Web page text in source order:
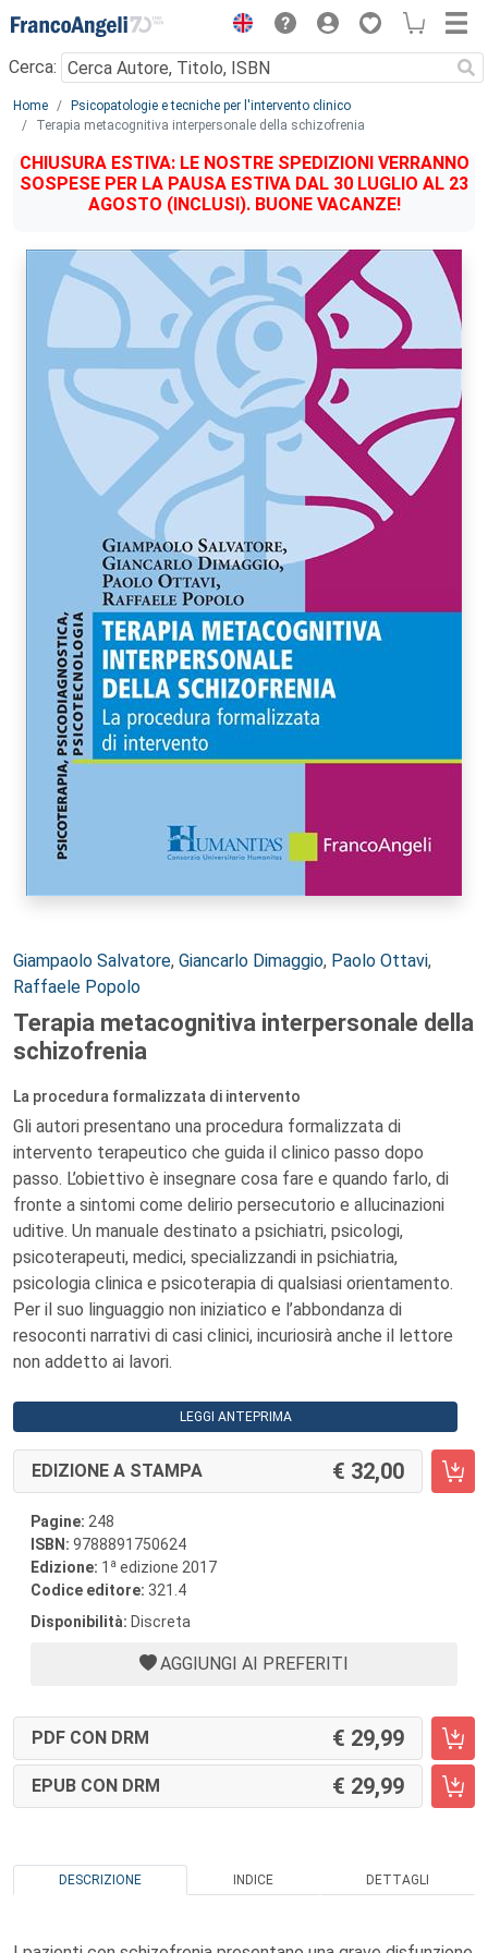
Menu
Cerca:
Main content
Home
Psicopatologie e tecniche per l'intervento clinico
Terapia metacognitiva interpersonale della schizofrenia
CHIUSURA ESTIVA: LE NOSTRE SPEDIZIONI VERRANNO
SOSPESE PER LA PAUSA ESTIVA DAL 30 LUGLIO AL 23
AGOSTO (INCLUSI). BUONE VACANZE!
Autori:
Giampaolo Salvatore, Giancarlo Dimaggio, Paolo Ottavi,
Raffaele Popolo
Terapia metacognitiva interpersonale della
schizofrenia
La procedura formalizzata di intervento
Gli autori presentano una procedura formalizzata di
intervento terapeutico che guida il clinico passo dopo
passo. L’obiettivo è insegnare cosa fare e quando farlo, di
fronte a sintomi come delirio persecutorio e allucinazioni
uditive. Un manuale destinato a psichiatri, psicologi,
psicoterapeuti, medici, specializzandi in psichiatria,
psicologia clinica e psicoterapia di qualsiasi orientamento.
Per il suo linguaggio non iniziatico e l’abbondanza di
resoconti narrativi di casi clinici, incuriosirà anche il lettore
non addetto ai lavori.
LEGGI ANTEPRIMA
EDIZIONE A STAMPA 32,00
Pagine: 248
ISBN: 9788891750624
Edizione: 1 a edizione 2017
Codice editore: 321.4
Disponibilità: Discreta
AGGIUNGI AI PREFERITI
PDF CON DRM 29,99
EPUB CON DRM 29,99
DESCRIZIONE INDICE DETTAGLI